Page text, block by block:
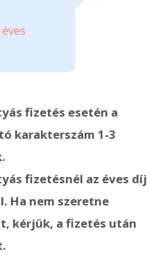
fizetés esetén a
karakterszám 1-3
fizetésnél az éves díj
Ha nem szeretne
kérjük, a fizetés után